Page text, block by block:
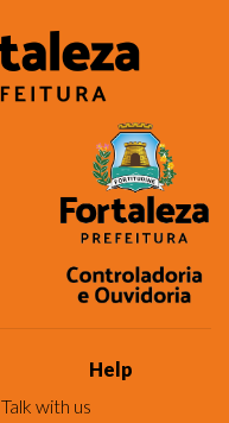
Help
Talk with us